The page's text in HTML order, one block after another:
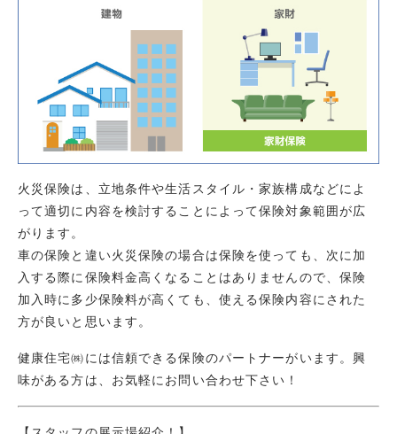
火災保険は、立地条件や生活スタイル・家族構成などによ
って適切に内容を検討することによって保険対象範囲が広
がります。
車の保険と違い火災保険の場合は保険を使っても、次に加
入する際に保険料金高くなることはありませんので、保険
加入時に多少保険料が高くても、使える保険内容にされた
方が良いと思います。
健康住宅㈱には信頼できる保険のパートナーがいます。興
味がある方は、お気軽にお問い合わせ下さい！